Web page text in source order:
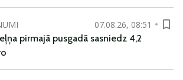
07.08.26, 08:51
pirmajā pusgadā sasniedz 4,2